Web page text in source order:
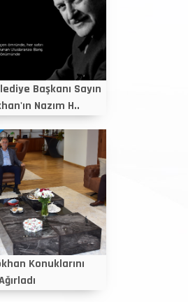
Başkanı Sayın
Nazım H..
Konuklarını